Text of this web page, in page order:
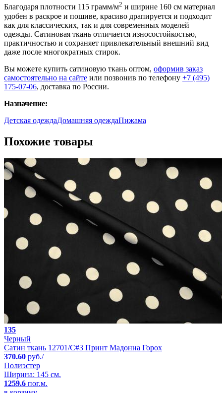
Благодаря плотности 115 грамм/м2 и ширине 160 см материал
удобен в раскрое и пошиве, красиво драпируется и подходит
как для классических, так и для современных моделей
одежды. Сатиновая ткань отличается износостойкостью,
практичностью и сохраняет привлекательный внешний вид
даже после многократных стирок.
Вы можете купить сатиновую ткань оптом, оформив заказ
самостоятельно на сайте или позвонив по телефону +7 (495)
175-07-06, доставка по России.
Назначение:
Детская одеждаДомашняя одеждаПижама
Похожие товары
135
Черный
Сатин ткань 12701/C#3 Принт Мадонна Горох
370.60 руб./
Полиэстер
Ширина: 145 см.
1259.6 пог.м.